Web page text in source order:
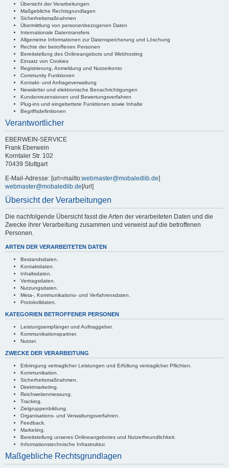
Übersicht der Verarbeitungen
Maßgebliche Rechtsgrundlagen
Sicherheitsmaßnahmen
Übermittlung von personenbezogenen Daten
Internationale Datentransfers
Allgemeine Informationen zur Datenspeicherung und Löschung
Rechte der betroffenen Personen
Bereitstellung des Onlineangebots und Webhosting
Einsatz von Cookies
Registrierung, Anmeldung und Nutzerkonto
Community Funktionen
Kontakt- und Anfrageverwaltung
Newsletter und elektronische Benachrichtigungen
Kundenrezensionen und Bewertungsverfahren
Plug-ins und eingebettete Funktionen sowie Inhalte
Begriffsdefinitionen
Verantwortlicher
EBERWEIN-SERVICE
Frank Eberwein
Korntaler Str. 102
70439 Stuttgart
E-Mail-Adresse: [url=mailto:webmaster@mobaledlib.de]
webmaster@mobaledlib.de[/url]
Übersicht der Verarbeitungen
Die nachfolgende Übersicht fasst die Arten der verarbeiteten Daten und die
Zwecke ihrer Verarbeitung zusammen und verweist auf die betroffenen
Personen.
ARTEN DER VERARBEITETEN DATEN
Bestandsdaten.
Kontaktdaten.
Inhaltsdaten.
Vertragsdaten.
Nutzungsdaten.
Meta-, Kommunikations- und Verfahrensdaten.
Protokolldaten.
KATEGORIEN BETROFFENER PERSONEN
Leistungsempfänger und Auftraggeber.
Kommunikationspartner.
Nutzer.
ZWECKE DER VERARBEITUNG
Erbringung vertraglicher Leistungen und Erfüllung vertraglicher Pflichten.
Kommunikation.
Sicherheitsmaßnahmen.
Direktmarketing.
Reichweitenmessung.
Tracking.
Zielgruppenbildung.
Organisations- und Verwaltungsverfahren.
Feedback.
Marketing.
Bereitstellung unseres Onlineangebotes und Nutzerfreundlichkeit.
Informationstechnische Infrastruktur.
Maßgebliche Rechtsgrundlagen